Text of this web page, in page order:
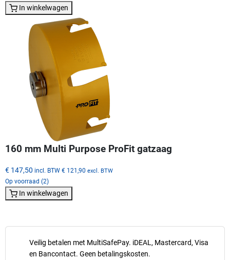
Veilig betalen met MultiSafePay. iDEAL, Mastercard, Visa
en Bancontact. Geen betalingskosten.
In winkelwagen
160 mm Multi Purpose ProFit gatzaag
€ 147,50 incl. BTW € 121,90 excl. BTW
Op voorraad (2)
In winkelwagen